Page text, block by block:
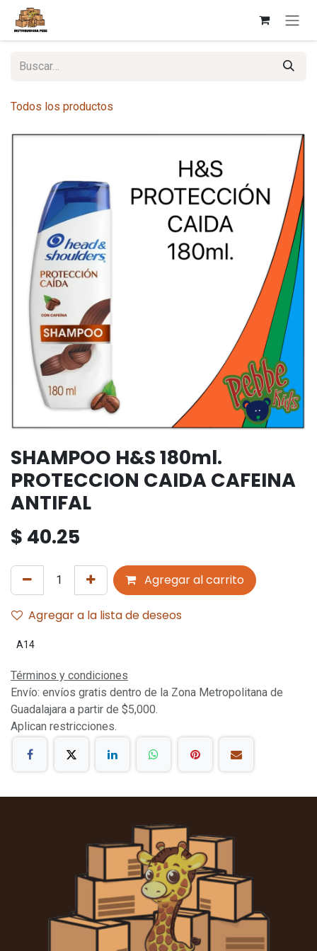
Ir al contenido
Todos los productos
SHAMPOO H&S 180ml.
PROTECCION CAIDA CAFEINA
ANTIFAL
$ 40.25
Agregar al carrito
Agregar a la lista de deseos
A14
Términos y condiciones
Envío: envíos gratis dentro de la Zona Metropolitana de
Guadalajara a partir de $5,000.
Aplican restricciones.